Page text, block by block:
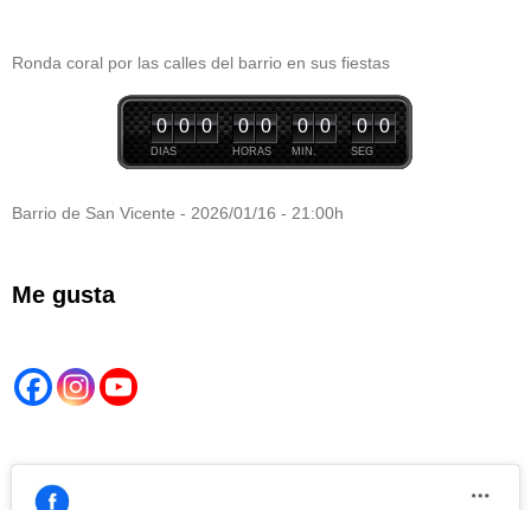
Ronda coral por las calles del barrio en sus fiestas
DIAS
0 0 0
HORAS
0 0
MIN.
0 0
SEG
0 0
Barrio de San Vicente - 2026/01/16 - 21:00h
Me gusta